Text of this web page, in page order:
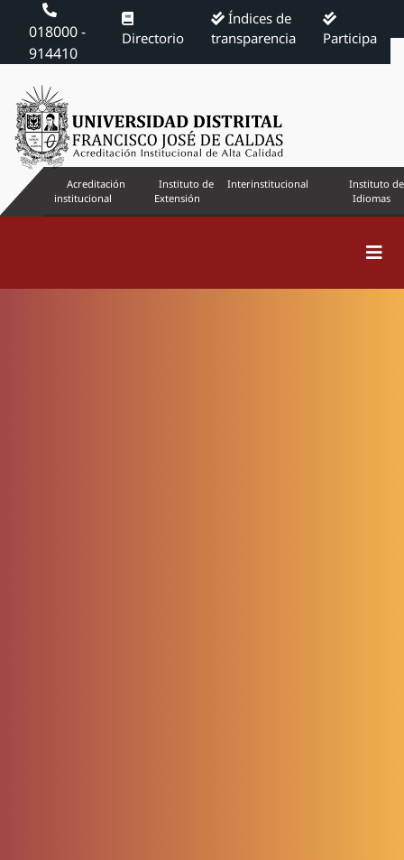
018000 -
914410
Directorio
Índices de
transparencia
Participa
Acreditación
institucional
Instituto de
Extensión
Interinstitucional
Instituto de
Idiomas